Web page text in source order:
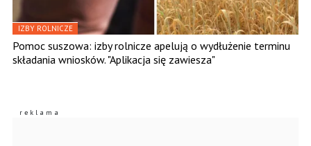
IZBY ROLNICZE
Pomoc suszowa: izby rolnicze apelują o wydłużenie terminu
składania wniosków. "Aplikacja się zawiesza"